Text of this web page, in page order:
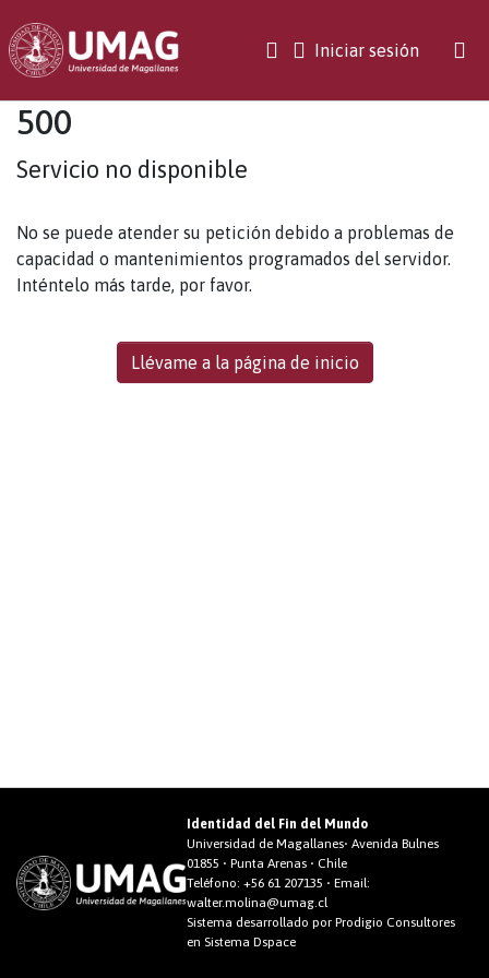
Iniciar sesión(current)
500
Servicio no disponible
No se puede atender su petición debido a problemas de
capacidad o mantenimientos programados del servidor.
Inténtelo más tarde, por favor.
Llévame a la página de inicio
Identidad del Fin del Mundo
Universidad de Magallanes• Avenida Bulnes
01855 • Punta Arenas • Chile
Teléfono:+56 61 207135 • Email:
walter.molina@umag.cl
Sistema desarrollado por Prodigio Consultores
en Sistema Dspace